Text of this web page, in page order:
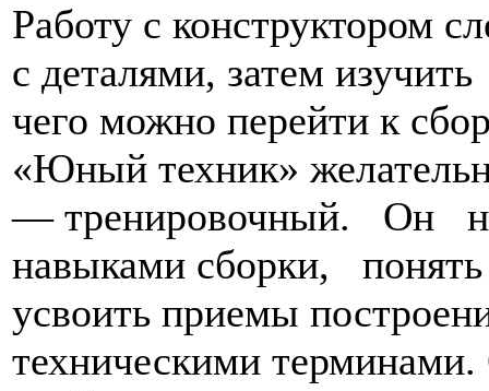
Работу с конструктором
с деталями, затем
чего можно перейти к
«Юный техник»
— тренировочный. Он
навыками сборки, понять
усвоить приемы
техническими